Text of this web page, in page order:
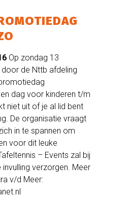
Op zondag 13
de Nttb afdeling
dag voor kinderen t/m
niet uit of je al lid bent
De organisatie vraagt
in te spannen om
voor dit leuke
– Events zal bij
verzorgen. Meer
v/d Meer: